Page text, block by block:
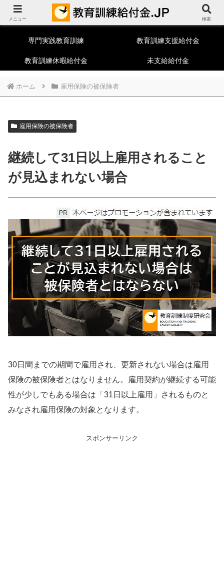
教育訓練給付制度総合ポータルサイト
一般教育訓練
専門実践教育訓練 教育訓練支援給付金
教育訓練休暇給付金 未支給給付金
ホーム 雇用保険の被保険者
雇用保険の被保険者
継続して31日以上雇用されること
が見込まれない場合
30日間までの期間で雇用され、更新されない場合は雇用
保険の被保険者とはなりません。雇用契約が継続する可能
性が少しでもある場合は「31日以上雇用」されるものと
みなされ雇用保険の対象となります。
スポンサーリンク
メニュー 検索